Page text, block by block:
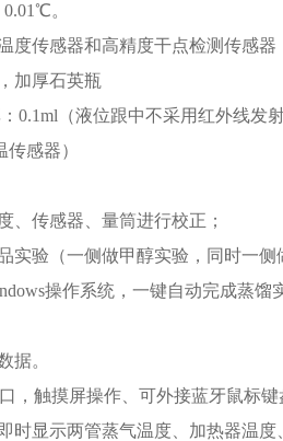
。
度传感器和高精度干点检测传感器
加厚石英瓶
0.1ml（液位跟中不采用红外线
感器）
、传感器、量筒进行校正；
实验（一侧做甲醇实验，同时一侧
操作系统，一键自动完成蒸馏
据。
，触摸屏操作、可外接蓝牙鼠标
时显示两管蒸气温度、加热器温